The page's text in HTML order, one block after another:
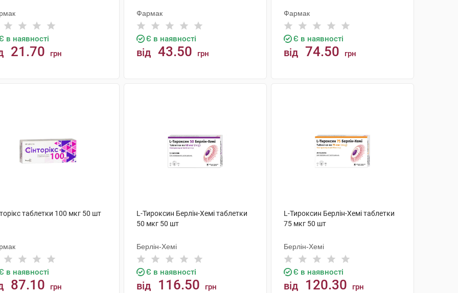
в наявності
21.70 грн
Фармак
Є в наявності
від 43.50 грн
Фармак
Є в наявності
від 74.50 грн
таблетки 100 мкг 50 шт
в наявності
87.10 грн
L-Тироксин Берлін-Хемі таблетки
50 мкг 50 шт
Берлін-Хемі
Є в наявності
від 116.50 грн
L-Тироксин Берлін-Хемі таблетки
75 мкг 50 шт
Берлін-Хемі
Є в наявності
від 120.30 грн